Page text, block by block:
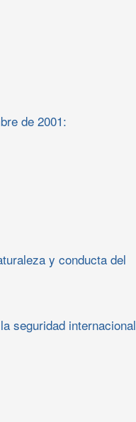
de 2001:
y conducta del
seguridad internacional